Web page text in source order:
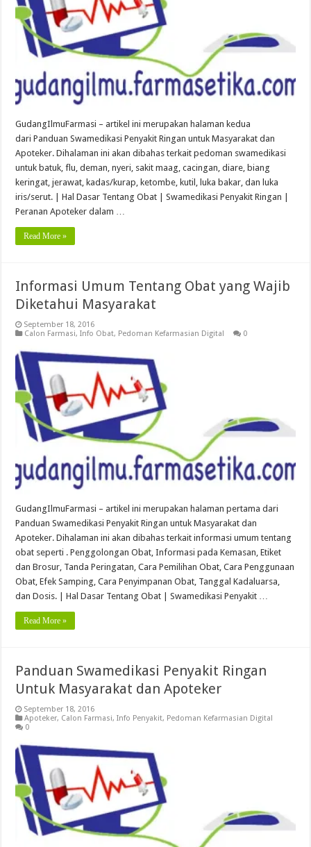
GudangIlmuFarmasi – artikel ini merupakan halaman kedua
dari Panduan Swamedikasi Penyakit Ringan untuk Masyarakat dan
Apoteker. Dihalaman ini akan dibahas terkait pedoman swamedikasi
untuk batuk, flu, deman, nyeri, sakit maag, cacingan, diare, biang
keringat, jerawat, kadas/kurap, ketombe, kutil, luka bakar, dan luka
iris/serut. | Hal Dasar Tentang Obat | Swamedikasi Penyakit Ringan |
Peranan Apoteker dalam …
Read More »
Informasi Umum Tentang Obat yang Wajib
Diketahui Masyarakat
September 18, 2016
Calon Farmasi,Info Obat, Pedoman Kefarmasian Digital 0
GudangIlmuFarmasi – artikel ini merupakan halaman pertama dari
Panduan Swamedikasi Penyakit Ringan untuk Masyarakat dan
Apoteker. Dihalaman ini akan dibahas terkait informasi umum tentang
obat seperti . Penggolongan Obat, Informasi pada Kemasan, Etiket
dan Brosur, Tanda Peringatan, Cara Pemilihan Obat, Cara Penggunaan
Obat, Efek Samping, Cara Penyimpanan Obat, Tanggal Kadaluarsa,
dan Dosis. | Hal Dasar Tentang Obat | Swamedikasi Penyakit …
Read More »
Panduan Swamedikasi Penyakit Ringan
Untuk Masyarakat dan Apoteker
September 18, 2016
Apoteker, Calon Farmasi,Info Penyakit, Pedoman Kefarmasian Digital
0